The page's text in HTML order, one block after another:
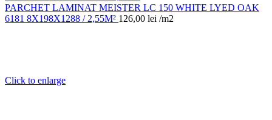
PARCHET LAMINAT MEISTER LC 150 WHITE LYED OAK
6181 8X198X1288 / 2,55M² 126,00 lei /m2
Click to enlarge